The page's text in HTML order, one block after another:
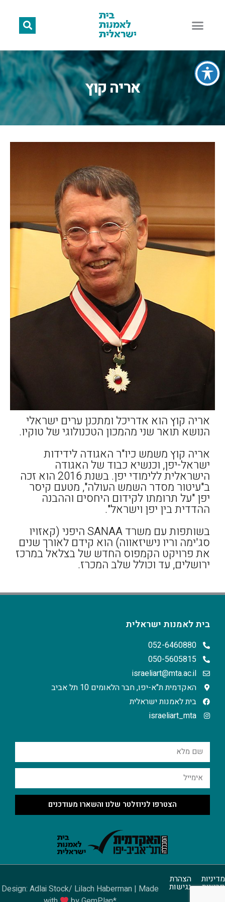
אריה קוץ
אריה קוץ הוא אדריכל ומתכנן ערים ישראלי
הנושא תואר שני מהמכון הטכנולוגי של טוקיו.
אריה קוץ משמש כיו"ר האגודה לידידות
ישראל-יפן, וכנשיא כבוד של האגודה
הישראלית ללימודי יפן. בשנת 2016 הוא זכה
ב"עיטור מסדר השמש העולה", מטעם קיסר
יפן "על תרומתו לקידום היחסים וההבנה
ההדדית בין יפן וישראל".
בשותפות עם משרד SANAA היפני (קאזויו
סג'ימה וריו נישיזאווה) הוא קידם לאורך שנים
את פרויקט הקמפוס החדש של בצלאל במרכז
ירושלים, עד וכולל שלב המכרז.
בית לאמנות ישראלית
052-6460880
050-5605815
israeliart@mta.ac.il
האקדמית ת"א-יפו, חבר הלאומים 10 תל אביב
בית לאמנות ישראלית
israeliart_mta
הצטרפו לניוזלטר שלנו והשארו מעודכנים
מדיניות
פרטיות
הצהרת
נגישות
Design: Adlai Stock/ Lilach Haberman | Made